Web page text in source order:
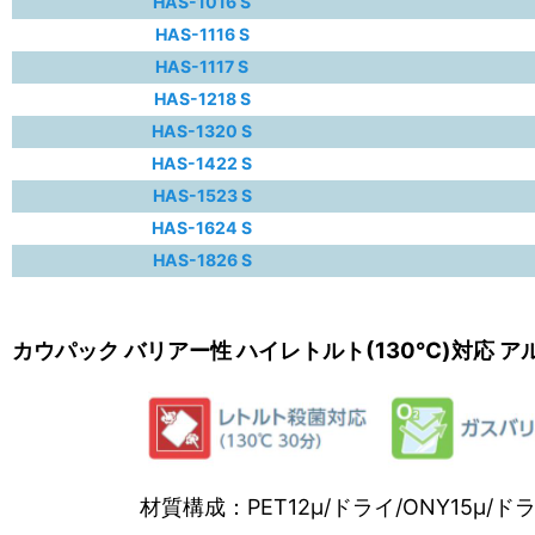
HAS-1116 S
HAS-1117 S
HAS-1218 S
HAS-1320 S
HAS-1422 S
HAS-1523 S
HAS-1624 S
HAS-1826 S
カウパック バリアー性 ハイレトルト(130℃)対応 ア
材質構成：PET12μ/ドライ/ONY15μ/ド